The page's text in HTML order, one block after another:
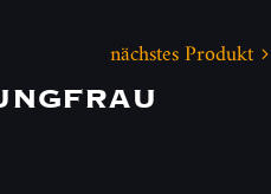
nächstes Produkt